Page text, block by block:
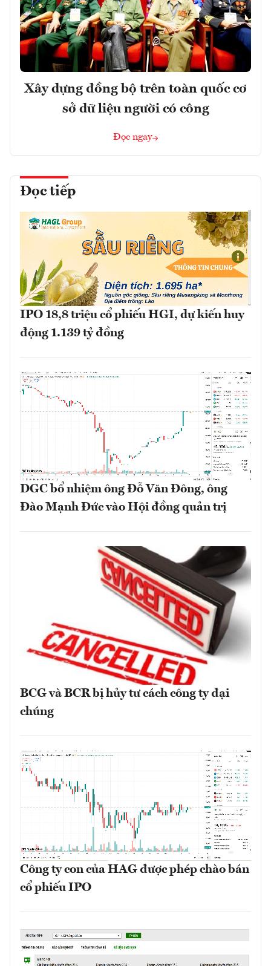
Xây dựng đồng bộ trên toàn quốc cơ
sở dữ liệu người có công
Đọc ngay
Đọc tiếp
IPO 18,8 triệu cổ phiếu HGI, dự kiến huy
động 1.139 tỷ đồng
DGC bổ nhiệm ông Đỗ Văn Đông, ông
Đào Mạnh Đức vào Hội đồng quản trị
BCG và BCR bị hủy tư cách công ty đại
chúng
Công ty con của HAG được phép chào bán
cổ phiếu IPO